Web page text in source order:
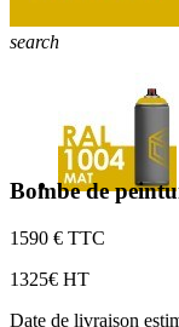
search
Bombe de
1590 € TTC
1325€ HT
Date de livraison